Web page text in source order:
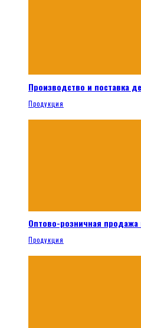
Производство и поставка
Продукция
Оптово-розничная продажа
Продукция